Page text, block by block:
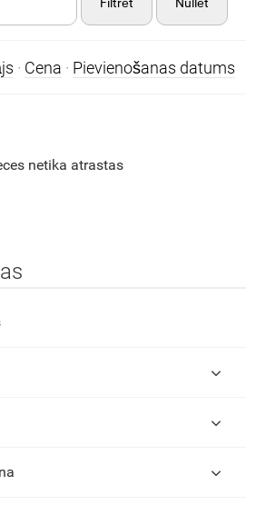
· Cena · Pievienošanas datums
netika atrastas